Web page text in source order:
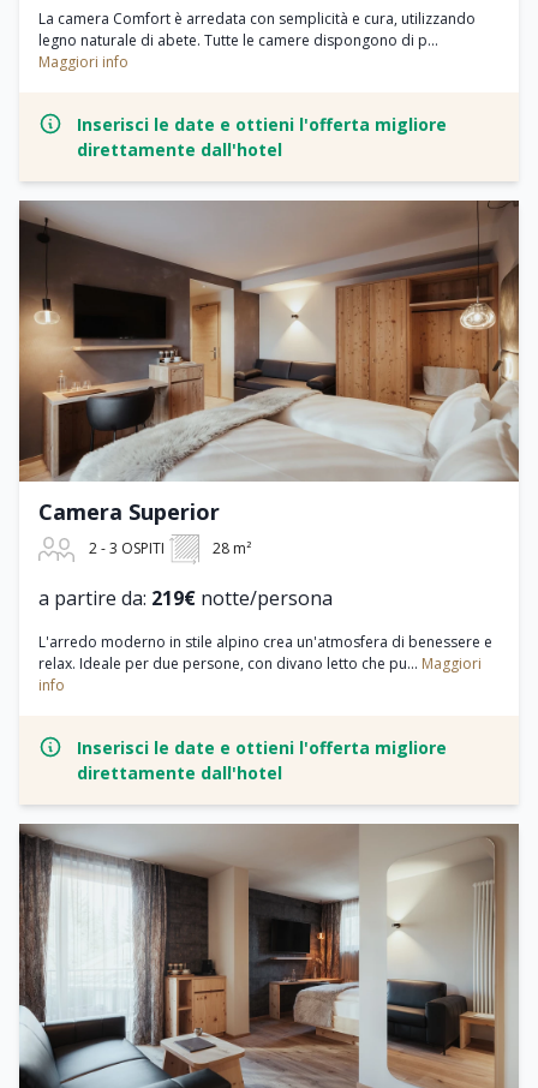
La camera Comfort è arredata con semplicità e cura, utilizzando
legno naturale di abete. Tutte le camere dispongono di p...
Maggiori info
Inserisci le date e ottieni l'offerta migliore
direttamente dall'hotel
Camera Superior
2 - 3 OSPITI 28 m²
a partire da: 219€ notte/persona
L'arredo moderno in stile alpino crea un'atmosfera di benessere e
relax. Ideale per due persone, con divano letto che pu... Maggiori
info
Inserisci le date e ottieni l'offerta migliore
direttamente dall'hotel